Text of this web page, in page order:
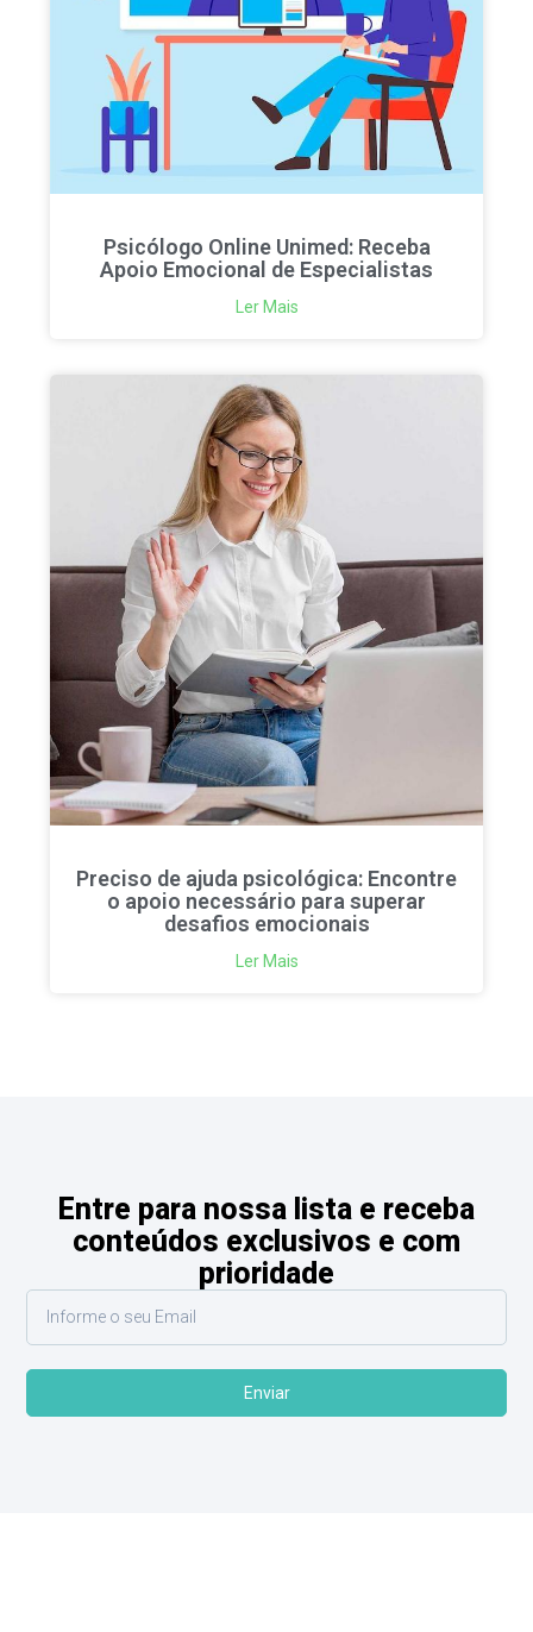
Psicólogo Online Unimed: Receba
Apoio Emocional de Especialistas
Ler Mais
Preciso de ajuda psicológica: Encontre
o apoio necessário para superar
desafios emocionais
Ler Mais
Entre para nossa lista e receba
conteúdos exclusivos e com
prioridade
Enviar